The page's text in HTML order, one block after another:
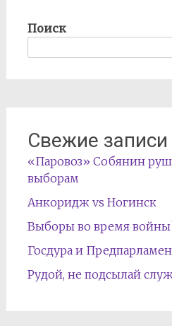
Поиск
Свежие записи
«Паровоз» Собянин
выборам
Анкоридж vs Ногинск
Выборы во время
Госдура и
Рудой, не подсылай